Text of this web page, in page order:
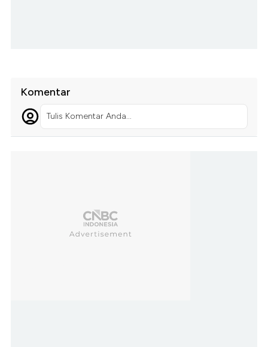
Komentar
Tulis Komentar Anda...